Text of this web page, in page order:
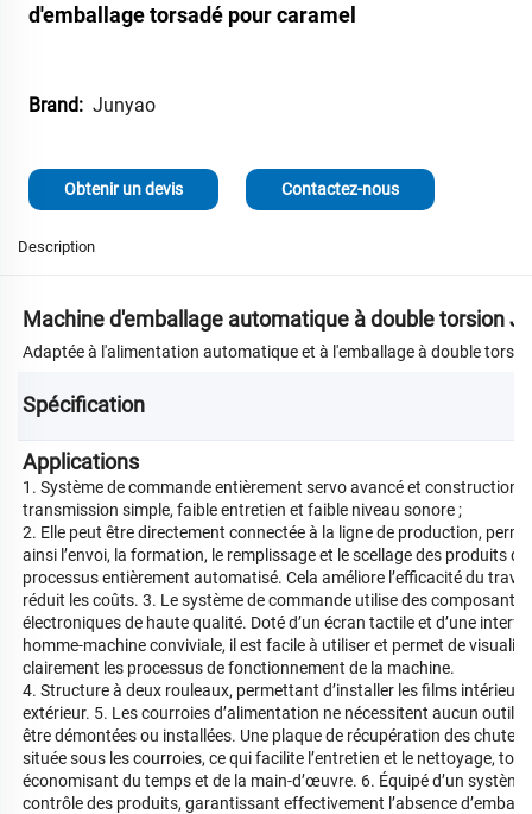
d'emballage torsadé pour caramel
Brand: Junyao
Obtenir un devis Contactez-nous
Description
Machine d'emballage automatique à double torsion
Adaptée à l'alimentation automatique et à l'emballage à double
Spécification
Applications
1. Système de commande entièrement servo avancé et construction
transmission simple, faible entretien et faible niveau sonore ;
2. Elle peut être directement connectée à la ligne de production,
ainsi l’envoi, la formation, le remplissage et le scellage des produits
processus entièrement automatisé. Cela améliore l’efficacité du
réduit les coûts. 3. Le système de commande utilise des composants
électroniques de haute qualité. Doté d’un écran tactile et d’une
homme-machine conviviale, il est facile à utiliser et permet de
clairement les processus de fonctionnement de la machine.
4. Structure à deux rouleaux, permettant d’installer les films intérieur
extérieur. 5. Les courroies d’alimentation ne nécessitent aucun outil
être démontées ou installées. Une plaque de récupération des chutes
située sous les courroies, ce qui facilite l’entretien et le nettoyage, tout
économisant du temps et de la main-d’œuvre. 6. Équipé d’un système
contrôle des produits, garantissant effectivement l’absence